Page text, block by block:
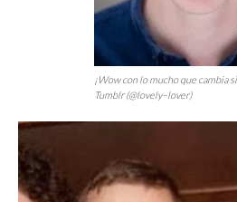
¡Wowcon lo mucho que cambia
Tumblr (@lovely–lover)